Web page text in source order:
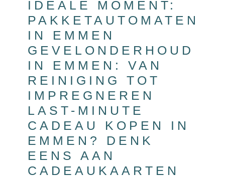
IDEALE MOMENT:
PAKKETAUTOMATEN
IN EMMEN
GEVELONDERHOUD
IN EMMEN: VAN
REINIGING TOT
IMPREGNEREN
LAST-MINUTE
CADEAU KOPEN IN
EMMEN? DENK
EENS AAN
CADEAUKAARTEN